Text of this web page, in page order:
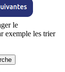
le
exemple les trier